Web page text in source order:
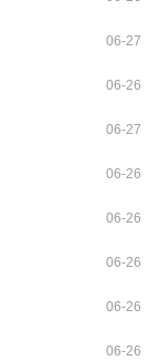
06-27
06-26
06-27
06-26
06-26
06-26
06-26
06-26